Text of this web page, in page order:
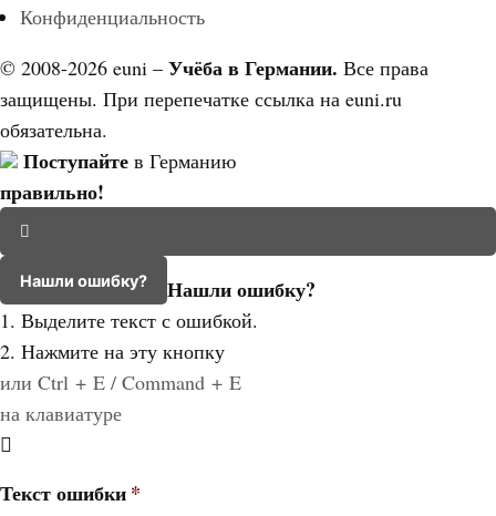
Конфиденциальность
© 2008-2026 euni – Учёба в Германии. Все права
защищены. При перепечатке ссылка на euni.ru
обязательна.
Поступайте в Германию
правильно!
Нашли ошибку? Нашли ошибку?
1. Выделите текст с ошибкой.
2. Нажмите на эту кнопку
или Ctrl + E / Command + E
на клавиатуре
Текст ошибки*